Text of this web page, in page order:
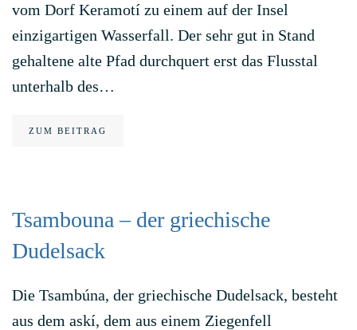
vom Dorf Keramotí zu einem auf der Insel
einzigartigen Wasserfall. Der sehr gut in Stand
gehaltene alte Pfad durchquert erst das Flusstal
unterhalb des…
ZUM BEITRAG
Tsambouna – der griechische
Dudelsack
Die Tsambúna, der griechische Dudelsack, besteht
aus dem askí, dem aus einem Ziegenfell